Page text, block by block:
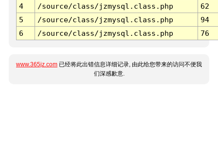
4
/source/class/jzmysql.class.php
62
5
/source/class/jzmysql.class.php
94
6
/source/class/jzmysql.class.php 76
www.365jz.com 已经将此出错信息详细记录, 由此给您带来的访问不便我
们深感歉意.